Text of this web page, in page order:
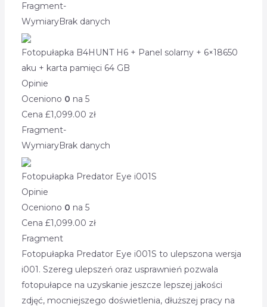
Fragment-
WymiaryBrak danych
Fotopułapka B4HUNT H6 + Panel solarny + 6×18650
aku + karta pamięci 64 GB
Opinie
Oceniono 0 na 5
Cena £1,099.00 zł
Fragment-
WymiaryBrak danych
Fotopułapka Predator Eye i001S
Opinie
Oceniono 0 na 5
Cena £1,099.00 zł
Fragment
Fotopułapka Predator Eye i001S to ulepszona wersja
i001. Szereg ulepszeń oraz usprawnień pozwala
fotopułapce na uzyskanie jeszcze lepszej jakości
zdjęć, mocniejszego doświetlenia, dłuższej pracy na